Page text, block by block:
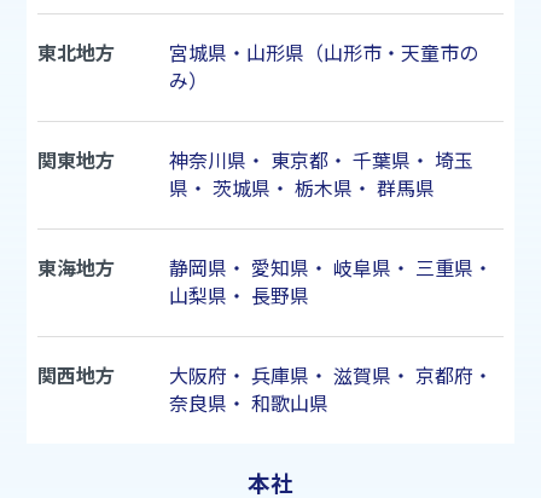
東北地方
宮城県・山形県（山形市・天童市の
み）
関東地方 神奈川県 ・ 東京都・ 千葉県 ・ 埼玉
県 ・ 茨城県 ・ 栃木県 ・ 群馬県
東海地方 静岡県 ・ 愛知県 ・ 岐阜県 ・ 三重県 ・
山梨県 ・ 長野県
関西地方 大阪府 ・ 兵庫県 ・ 滋賀県 ・ 京都府 ・
奈良県 ・ 和歌山県
本社